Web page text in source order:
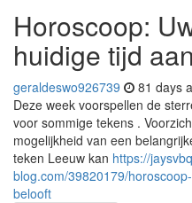
Horoscoop:
huidige tijd
geraldeswo926739 81 days
Deze week voorspellen de
voor sommige tekens .
mogelijkheid van een
teken Leeuw kan https://
blog.com/39820179/
belooft